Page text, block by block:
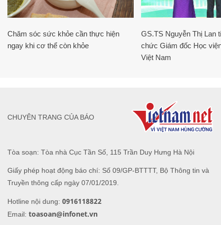
Chăm sóc sức khỏe cần thực hiện
ngay khi cơ thể còn khỏe
GS.TS Nguyễn Thị Lan
chức Giám đốc Học
Việt Nam
Tòa soạn: Tòa nhà Cục Tần Số, 115 Trần Duy Hưng Hà Nội
Giấy phép hoạt động báo chí: Số 09/GP-BTTTT, Bộ Thông tin và
Truyền thông cấp ngày 07/01/2019.
Hotline nội dung: 0916118822
Email: toasoan@infonet.vn
CHUYÊN TRANG CỦA BÁO